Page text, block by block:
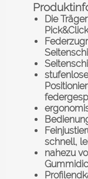
Die
schnell,
nahezu